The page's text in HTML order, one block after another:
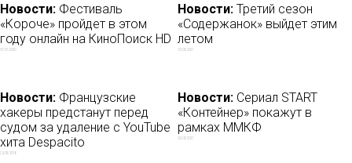
Новости: Фестиваль
«Короче» пройдет в этом
году онлайн на КиноПоиск HD
07/07/2020
Новости: Третий сезон
«Содержанок» выйдет этим
летом
10/03/2021
Новости: Французские
хакеры предстанут перед
судом за удаление с YouTube
хита Despacito
29/05/2018
Новости: Сериал START
«Контейнер» покажут в
рамках ММКФ
23/03/2021